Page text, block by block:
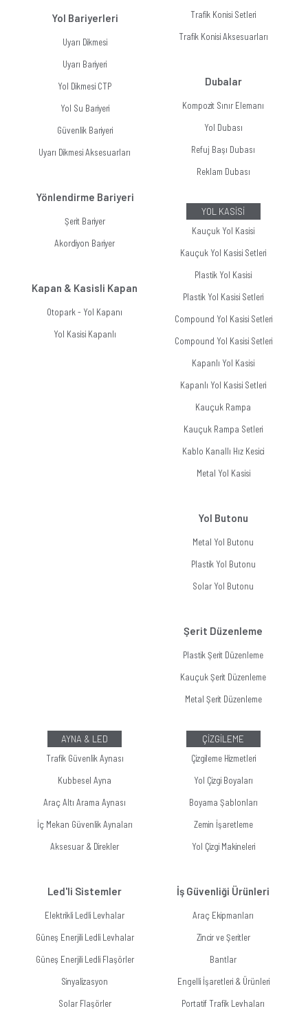
Yol Bariyerleri
Uyarı Dikmesi
Uyarı Bariyeri
Yol Dikmesi CTP
Yol Su Bariyeri
Güvenlik Bariyeri
Uyarı Dikmesi Aksesuarları
Yönlendirme Bariyeri
Şerit Bariyer
Akordiyon Bariyer
Kapan & Kasisli Kapan
Otopark - Yol Kapanı
Yol Kasisi Kapanlı
Trafik Konisi Setleri
Trafik Konisi Aksesuarları
Dubalar
Kompozit Sınır Elemanı
Yol Dubası
Refuj Başı Dubası
Reklam Dubası
YOL KASİSİ
Kauçuk Yol Kasisi
Kauçuk Yol Kasisi Setleri
Plastik Yol Kasisi
Plastik Yol Kasisi Setleri
Compound Yol Kasisi Setleri
Compound Yol Kasisi Setleri
Kapanlı Yol Kasisi
Kapanlı Yol Kasisi Setleri
Kauçuk Rampa
Kauçuk Rampa Setleri
Kablo Kanallı Hız Kesici
Metal Yol Kasisi
Yol Butonu
Metal Yol Butonu
Plastik Yol Butonu
Solar Yol Butonu
Şerit Düzenleme
Plastik Şerit Düzenleme
Kauçuk Şerit Düzenleme
Metal Şerit Düzenleme
AYNA & LED
Trafik Güvenlik Aynası
Kubbesel Ayna
Araç Altı Arama Aynası
İç Mekan Güvenlik Aynaları
Aksesuar & Direkler
Led'li Sistemler
Elektrikli Ledli Levhalar
Güneş Enerjili Ledli Levhalar
Güneş Enerjili Ledli Flaşörler
Sinyalizasyon
Solar Flaşörler
ÇİZGİLEME
Çizgileme Hizmetleri
Yol Çizgi Boyaları
Boyama Şablonları
Zemin İşaretleme
Yol Çizgi Makineleri
İş Güvenliği Ürünleri
Araç Ekipmanları
Zincir ve Şeritler
Bantlar
Engelli İşaretleri & Ürünleri
Portatif Trafik Levhaları